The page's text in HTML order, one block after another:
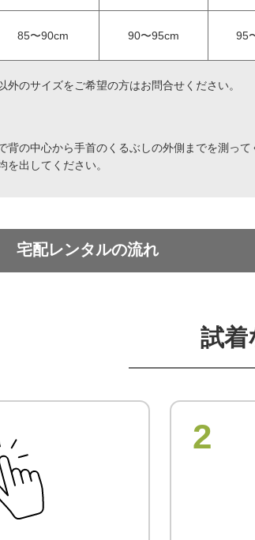
85〜90cm 90〜95cm 95
のサイズをご希望の方はお問合せください。
背の中心から手首のくるぶしの外側までを測って
を出してください。
宅配レンタルの流れ
試着
2